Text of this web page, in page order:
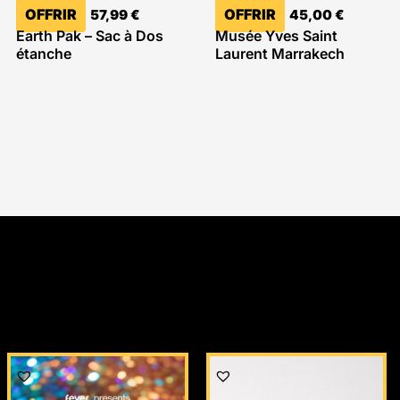
OFFRIR 57,99€
Earth Pak – Sac à Dos
étanche
OFFRIR 45,00€
Musée Yves Saint
Laurent Marrakech